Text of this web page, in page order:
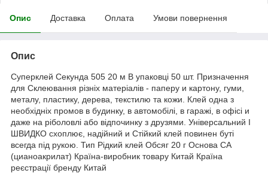
Опис Доставка Оплата Умови повернення
Опис
Суперклей Секунда 505 20 м В упаковці 50 шт. Призначення
для Склеювання різніх матеріалів - паперу и картону, гуми,
металу, пластику, дерева, текстилю та кожи. Клей одна з
необхідніх промов в будинку, в автомобілі, в гаражі, в офісі и
даже на ріболовлі або відпочинку з друзями. Універсальний І
ШВИДКО схоплює, надійний и Стійкий клей повинен буті
всегда під рукою. Тип Рідкий клей Обсяг 20 г Основа СА
(цианоакрилат) Країна-виробник товару Китай Країна
реєстрації бренду Китай